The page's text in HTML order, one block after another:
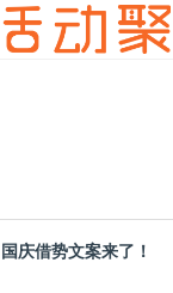
国庆借势文案来了！